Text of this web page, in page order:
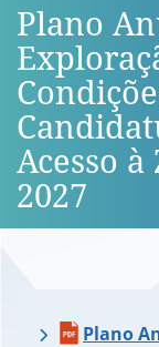
Plano
Acesso à
2027
Plano